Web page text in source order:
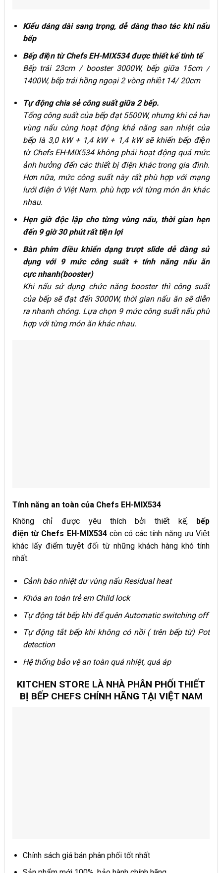
Kiểu dáng dài sang trọng, dễ dàng thao tác khi nấu
bếp
Bếp điện từ Chefs EH-MIX534 được thiết kế tinh tế
Bếp trái 23cm / booster 3000W, bếp giữa 15cm /
1400W, bếp trái hồng ngoại 2 vòng nhiệt 14/ 20cm
Tự động chia sẻ công suất giữa 2 bếp.
Tổng công suất của bếp đạt 5500W, nhưng khi cả hai
vùng nấu cùng hoạt động khả năng san nhiệt của
bếp là 3,0 kW + 1,4 kW + 1,4 kW sẽ khiến bếp điện
từ Chefs EH-MIX534 không phải hoạt động quá mức
ảnh hưởng đến các thiết bị điện khác trong gia đình.
Hơn nữa, mức công suất này rất phù hợp với mạng
lưới điện ở Việt Nam. phù hợp với từng món ăn khác
nhau.
Hẹn giờ độc lập cho từng vùng nấu, thời gian hẹn
đến 9 giờ 30 phút rất tiện lợi
Bàn phím điều khiển dạng trượt slide dễ dàng sử
dụng với 9 mức công suất + tính năng nấu ăn
cực nhanh(booster)
Khi nấu sử dụng chức năng booster thì công suất
của bếp sẽ đạt đến 3000W, thời gian nấu ăn sẽ diễn
ra nhanh chóng. Lựa chọn 9 mức công suất nấu phù
hợp với từng món ăn khác nhau.
Tính năng an toàn của Chefs EH-MIX534
Không chỉ được yêu thích bởi thiết kế, bếp
điện từ Chefs EH-MIX534 còn có các tính năng ưu Việt
khác lấy điểm tuyệt đối từ những khách hàng khó tính
nhất.
Cảnh báo nhiệt dư vùng nấu Residual heat
Khóa an toàn trẻ em Child lock
Tự động tắt bếp khi để quên Automatic switching off
Tự động tắt bếp khi không có nồi ( trên bếp từ) Pot
detection
Hệ thống bảo vệ an toàn quá nhiệt, quá áp
KITCHEN STORE LÀ NHÀ PHÂN PHỐI THIẾT
BỊ BẾP CHEFS CHÍNH HÃNG TẠI VIỆT NAM
Chính sách giá bán phân phối tốt nhất